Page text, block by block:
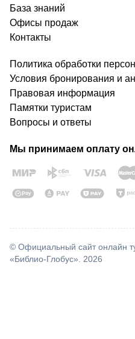
База знаний
Офисы продаж
Контакты
Политика обработки
Условия бронирования и
Правовая информация
Памятки туристам
Вопросы и ответы
Мы принимаем оплату
© Официальный сайт онлайн
«Библио-Глобус». 2026